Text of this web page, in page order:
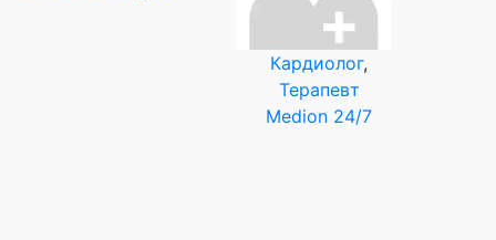
Кардиолог,
Терапевт
Medion 24/7